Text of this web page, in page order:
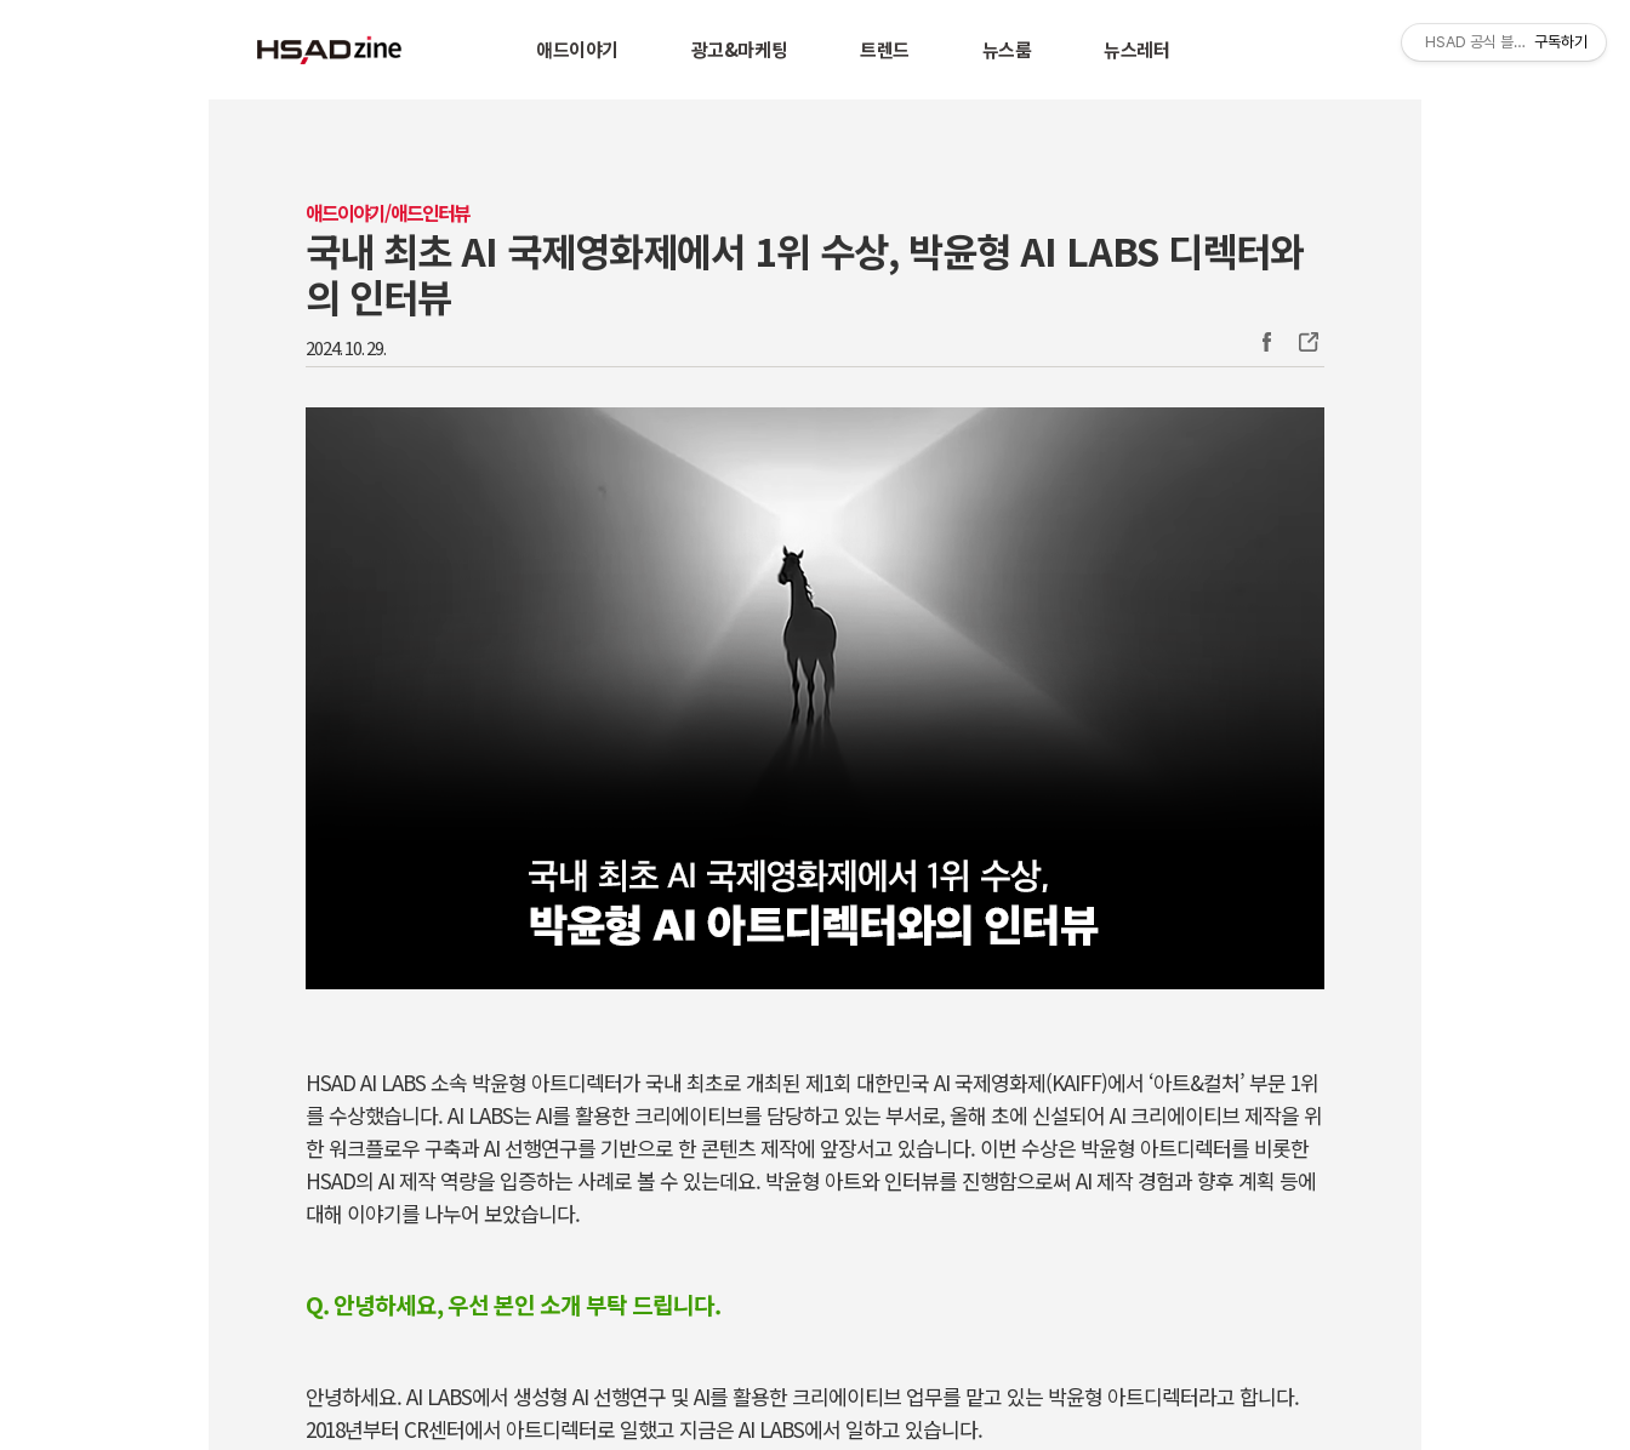
애드이야기 광고&마케팅 트렌드 뉴스룸 뉴스레터
애드이야기/애드인터뷰
국내 최초 AI 국제영화제에서 1위 수상, 박윤형 AI LABS 디렉터와
의 인터뷰
2024. 10. 29.
HSAD AI LABS소속 박윤형 아트디렉터가 국내 최초로 개최된 제1회 대한민국AI국제영화제(KAIFF)에서 ‘아트&컬처’부문 1위
를 수상했습니다. AI LABS는AI를 활용한 크리에이티브를 담당하고 있는 부서로,올해 초에 신설되어 AI 크리에이티브 제작을 위
한 워크플로우 구축과AI 선행연구를 기반으로 한 콘텐츠 제작에 앞장서고 있습니다. 이번 수상은 박윤형 아트디렉터를 비롯한
HSAD의 AI제작 역량을 입증하는 사례로 볼 수 있는데요. 박윤형 아트와 인터뷰를 진행함으로써 AI제작 경험과 향후 계획 등에
대해 이야기를 나누어 보았습니다.
Q. 안녕하세요, 우선 본인 소개 부탁 드립니다.
안녕하세요. AI LABS에서 생성형 AI 선행연구 및 AI를 활용한 크리에이티브 업무를 맡고 있는 박윤형 아트디렉터라고 합니다.
2018년부터 CR센터에서 아트디렉터로 일했고 지금은AI LABS에서 일하고 있습니다.
HSAD 공식 블로그 HSADzine
구독하기